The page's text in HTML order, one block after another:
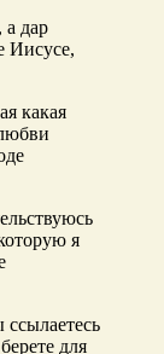
а дар
Иисусе,
какая
я
для